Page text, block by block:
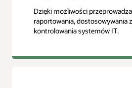
Dzięki możliwości
raportowania, dostosowywania
kontrolowania systemów IT.